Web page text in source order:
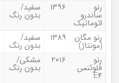
رنو
ساندرو
اتوماتیک
۱۳۹۶ سفید/
بدون رنگ
رنو مگان
(مونتاژ)
۱۳۸۹ سفید/
بدون رنگ
رنو
فلوئنس
E۴
۲۰۱۶ مشکی/
بدون رنگ